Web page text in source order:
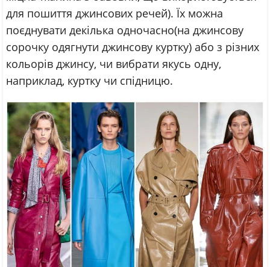
для пошиття джинсових речей). Їх можна
поєднувати декілька одночасно(на джинсову
сорочку одягнути джинсову куртку) або з різних
кольорів джинсу, чи вибрати якусь одну,
наприклад, куртку чи спідницю.